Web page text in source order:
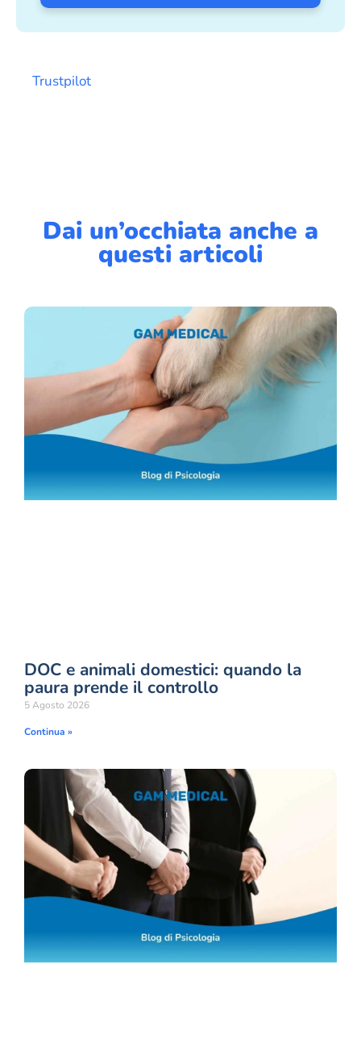
Trustpilot
Dai un’occhiata anche a
questi articoli
DOC e animali domestici: quando la
paura prende il controllo
5 Agosto 2026
Continua »